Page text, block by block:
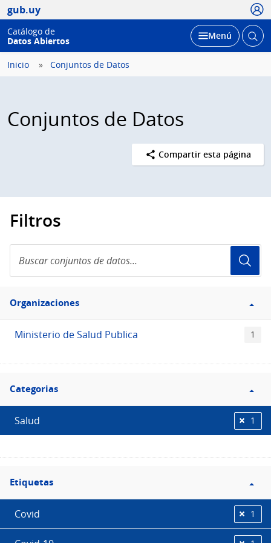
gub.uy
Catálogo de
Datos Abiertos
Desplegar
Menú Abrir
Inicio Conjuntos de Datos
Conjuntos de Datos
Compartir esta página
Filtros
conjuntos
de
Filtro
Organizaciones
Organizaciones
Ministerio de Salud Publica 1
Filtro
Categorias
Categorias
Salud 1
Filtro
Etiquetas
Etiquetas
Covid 1